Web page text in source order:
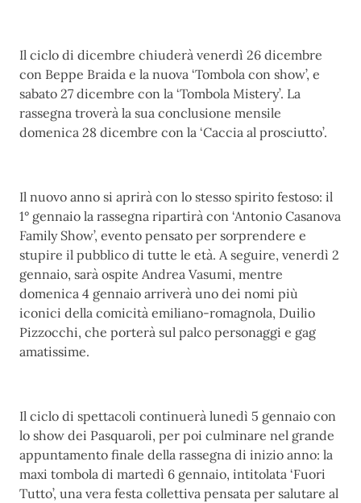
Il ciclo di dicembre chiuderà venerdì 26 dicembre
con Beppe Braida e la nuova ‘Tombola con show’, e
sabato 27 dicembre con la ‘Tombola Mistery’. La
rassegna troverà la sua conclusione mensile
domenica 28 dicembre con la ‘Caccia al prosciutto’.
Il nuovo anno si aprirà con lo stesso spirito festoso: il
1° gennaio la rassegna ripartirà con ‘Antonio Casanova
Family Show’, evento pensato per sorprendere e
stupire il pubblico di tutte le età. A seguire, venerdì 2
gennaio, sarà ospite Andrea Vasumi, mentre
domenica 4 gennaio arriverà uno dei nomi più
iconici della comicità emiliano-romagnola, Duilio
Pizzocchi, che porterà sul palco personaggi e gag
amatissime.
Il ciclo di spettacoli continuerà lunedì 5 gennaio con
lo show dei Pasquaroli, per poi culminare nel grande
appuntamento finale della rassegna di inizio anno: la
maxi tombola di martedì 6 gennaio, intitolata ‘Fuori
Tutto’, una vera festa collettiva pensata per salutare al